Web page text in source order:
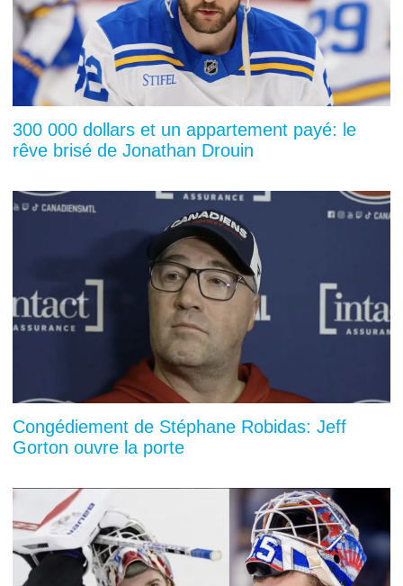
300 000 dollars et un appartement payé: le
rêve brisé de Jonathan Drouin
Congédiement de Stéphane Robidas: Jeff
Gorton ouvre la porte